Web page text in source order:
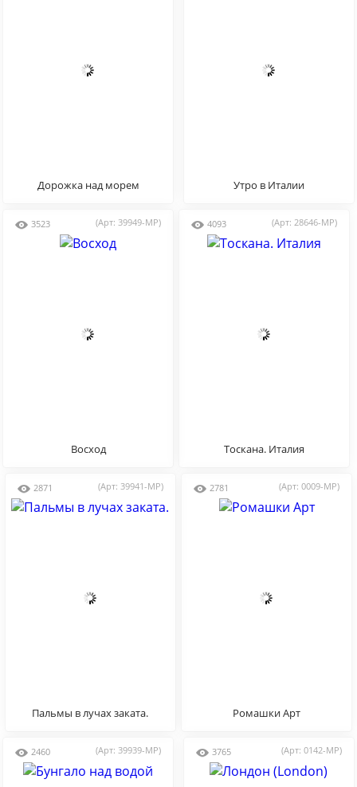
Дорожка над морем Утро в Италии
3523 (Арт: 39949-MP)
Восход
4093 (Арт: 28646-MP)
Тоскана. Италия
2871 (Арт: 39941-MP)
Пальмы в лучах заката.
2781 (Арт: 0009-MP)
Ромашки Арт
2460 (Арт: 39939-MP) 3765 (Арт: 0142-MP)